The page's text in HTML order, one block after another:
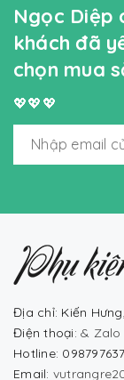
Ngọc Diệp
khách đã
chọn mua
💖💖💖
Địa chỉ: Kiến
Điện thoại: & Zalo
Hotline:
Email: